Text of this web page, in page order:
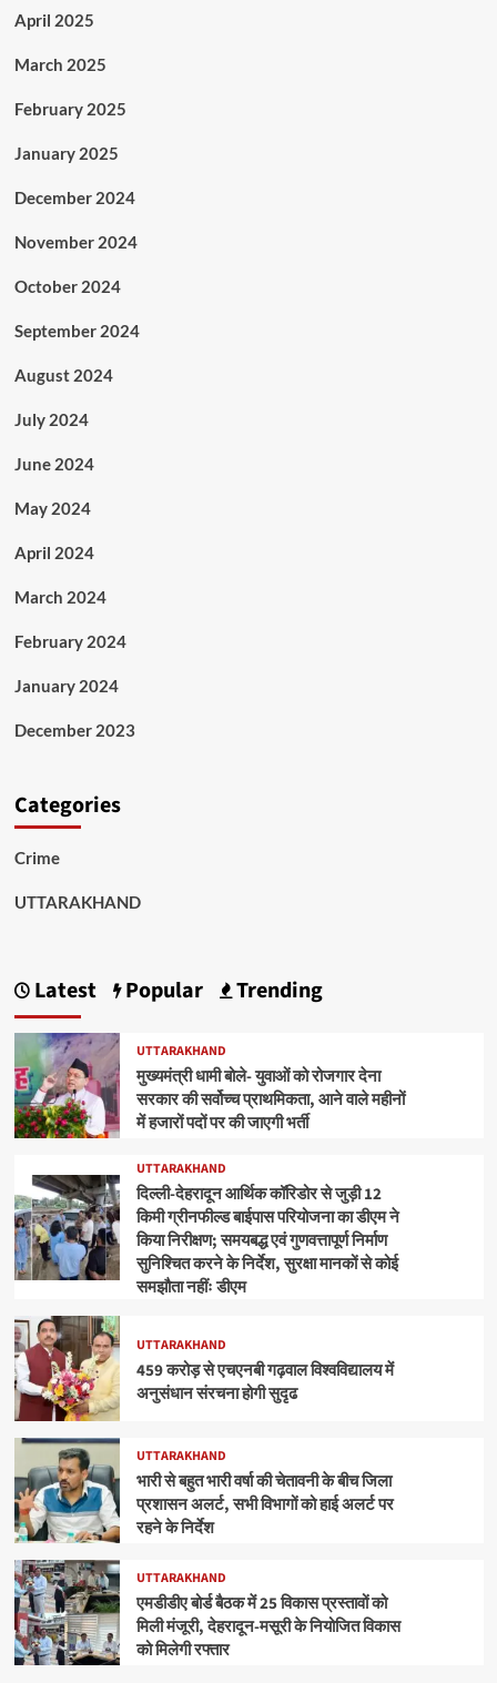
April 2025
March 2025
February 2025
January 2025
December 2024
November 2024
October 2024
September 2024
August 2024
July 2024
June 2024
May 2024
April 2024
March 2024
February 2024
January 2024
December 2023
Categories
Crime
UTTARAKHAND
Latest Popular Trending
UTTARAKHAND
मुख्यमंत्री धामी बोले- युवाओं को रोजगार देना
सरकार की सर्वोच्च प्राथमिकता, आने वाले महीनों
में हजारों पदों पर की जाएगी भर्ती
UTTARAKHAND
दिल्ली-देहरादून आर्थिक कॉरिडोर से जुड़ी 12
किमी ग्रीनफील्ड बाईपास परियोजना का डीएम ने
किया निरीक्षण; समयबद्ध एवं गुणवत्तापूर्ण निर्माण
सुनिश्चित करने के निर्देश, सुरक्षा मानकों से कोई
समझौता नहींः डीएम
UTTARAKHAND
459 करोड़ से एचएनबी गढ़वाल विश्वविद्यालय में
अनुसंधान संरचना होगी सुदृढ
UTTARAKHAND
भारी से बहुत भारी वर्षा की चेतावनी के बीच जिला
प्रशासन अलर्ट, सभी विभागों को हाई अलर्ट पर
रहने के निर्देश
UTTARAKHAND
एमडीडीए बोर्ड बैठक में 25 विकास प्रस्तावों को
मिली मंजूरी, देहरादून-मसूरी के नियोजित विकास
को मिलेगी रफ्तार